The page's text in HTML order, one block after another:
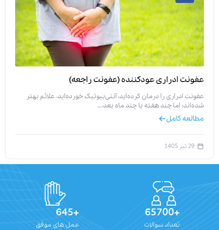
عفونت ادراری عودکننده (عفونت راجعه)
عفونت ادراری را درمان کرده‌اید، آنتی‌بیوتیک خورده‌اید، علائم بهتر
شده‌اند؛ اما چند هفته یا چند ماه بعد،…
مطالعه کامل
29 تیر 1405
+65700
تعداد سوالات
+645
عمل های موفق